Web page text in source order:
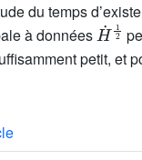
du temps
à données
H˙12
petit, et